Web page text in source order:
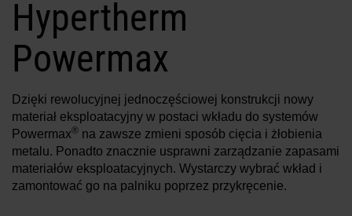
ZALOGUJ
Utwórz konto
Nie pamiętasz hasła?
Rozwiązania
Zasoby
O firmie
Gdzie kupić
Hypertherm
Powermax
Dzięki rewolucyjnej jednoczęściowej konstrukcji nowy
materiał eksploatacyjny w postaci wkładu do systemów
Powermax® na zawsze zmieni sposób cięcia i żłobienia
metalu. Ponadto znacznie usprawni zarządzanie zapasami
materiałów eksploatacyjnych. Wystarczy wybrać wkład i
zamontować go na palniku poprzez przykręcenie.